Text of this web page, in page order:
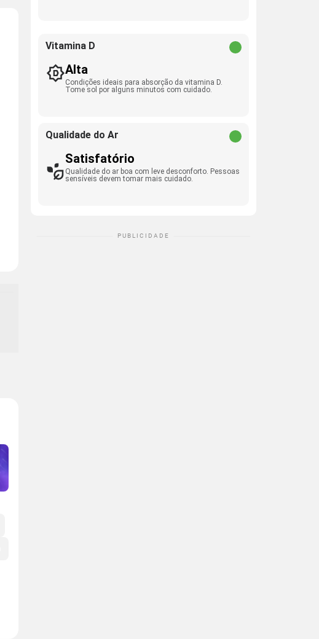
Vitamina D
Alta
Condições ideais para absorção da vitamina D.
Tome sol por alguns minutos com cuidado.
Qualidade do Ar
Satisfatório
Qualidade do ar boa com leve desconforto. Pessoas
sensíveis devem tomar mais cuidado.